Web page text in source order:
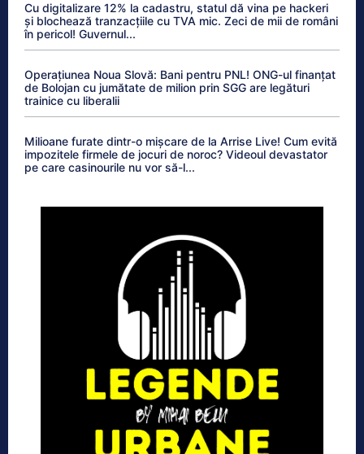
Cu digitalizare 12% la cadastru, statul dă vina pe hackeri
și blochează tranzacțiile cu TVA mic. Zeci de mii de români
în pericol! Guvernul...
Operațiunea Noua Slovă: Bani pentru PNL! ONG-ul finanțat
de Bolojan cu jumătate de milion prin SGG are legături
trainice cu liberalii
Milioane furate dintr-o mișcare de la Arrise Live! Cum evită
impozitele firmele de jocuri de noroc? Videoul devastator
pe care casinourile nu vor să-l...